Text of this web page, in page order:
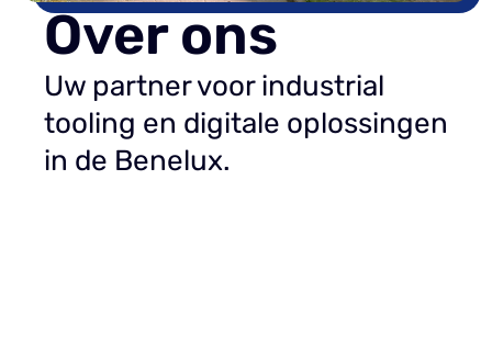
Over ons
Uw partner voor industrial
tooling en digitale oplossingen
in de Benelux.